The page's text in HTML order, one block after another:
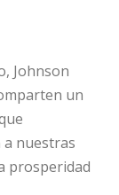
Johnson
un
a nuestras
prosperidad